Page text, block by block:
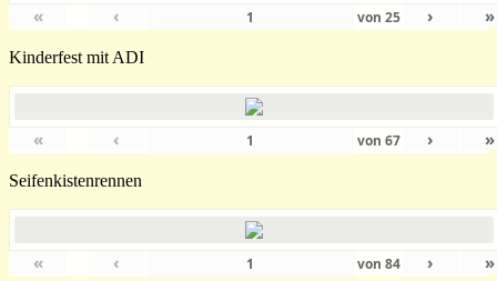
« ‹ von 25 › »
Kinderfest mit ADI
« ‹ von 67 › »
Seifenkistenrennen
« ‹ von 84 › »